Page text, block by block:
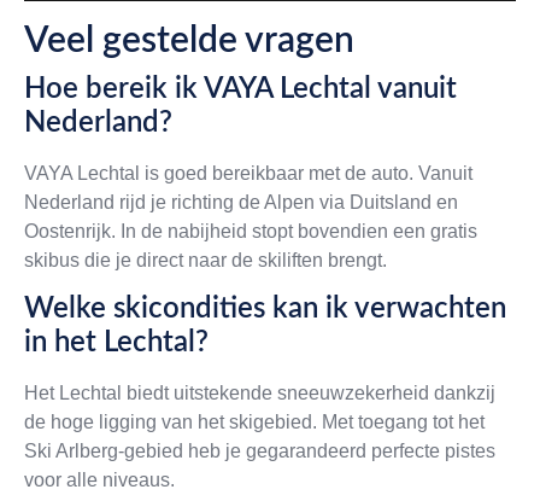
Veel gestelde vragen
Hoe bereik ik VAYA Lechtal vanuit
Nederland?
VAYA Lechtal is goed bereikbaar met de auto. Vanuit
Nederland rijd je richting de Alpen via Duitsland en
Oostenrijk. In de nabijheid stopt bovendien een gratis
skibus die je direct naar de skiliften brengt.
Welke skicondities kan ik verwachten
in het Lechtal?
Het Lechtal biedt uitstekende sneeuwzekerheid dankzij
de hoge ligging van het skigebied. Met toegang tot het
Ski Arlberg-gebied heb je gegarandeerd perfecte pistes
voor alle niveaus.